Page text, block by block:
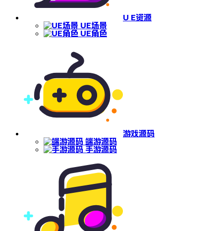
U E资源
UE场景
UE角色
游戏源码
端游源码
手游源码